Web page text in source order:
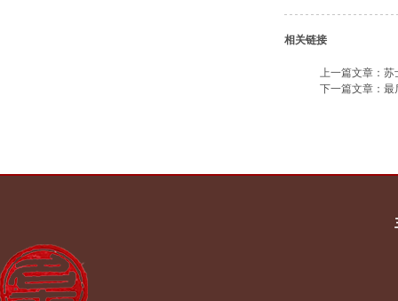
相关链接
上一篇文章： 苏
下一篇文章： 最